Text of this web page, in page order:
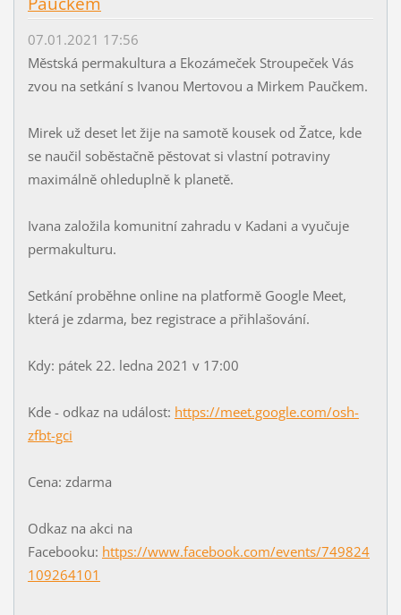
07.01.2021 17:56
Městská permakultura a Ekozámeček Stroupeček Vás
zvou na setkání s Ivanou Mertovou a Mirkem Paučkem.
Mirek už deset let žije na samotě kousek od Žatce, kde
se naučil soběstačně pěstovat si vlastní potraviny
maximálně ohleduplně k planetě.
Ivana založila komunitní zahradu v Kadani a vyučuje
permakulturu.
Setkání proběhne online na platformě Google Meet,
která je zdarma, bez registrace a přihlašování.
Kdy: pátek 22. ledna 2021 v 17:00
Kde - odkaz na událost: https://meet.google.com/osh-
zfbt-gci
Cena: zdarma
Odkaz na akci na
Facebooku: https://www.facebook.com/events/749824
109264101